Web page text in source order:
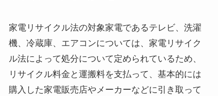
家電リサイクル法の対象家電であるテレビ、洗濯
機、冷蔵庫、エアコンについては、家電リサイク
ル法によって処分について定められているため、
リサイクル料金と運搬料を支払って、基本的には
購入した家電販売店やメーカーなどに引き取って